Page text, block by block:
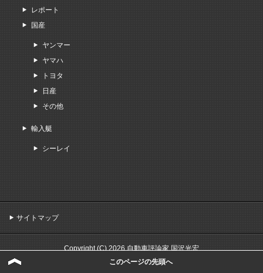
レポート
国産
ヤンマー
ヤマハ
トヨタ
日産
その他
輸入艇
シーレイ
サイトマップ
Copyright (C) 2026 自動車評論家 国沢光宏
All Rights Reserved.
このページの先頭へ